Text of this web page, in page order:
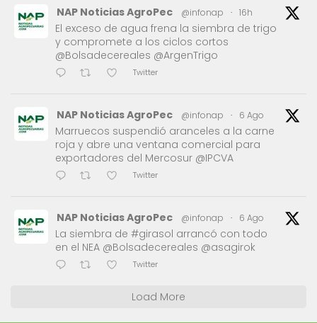
NAP Noticias AgroPec @infonap · 16h
El exceso de agua frena la siembra de trigo
y compromete a los ciclos cortos
@Bolsadecereales @ArgenTrigo
Twitter
NAP Noticias AgroPec @infonap · 6 Ago
Marruecos suspendió aranceles a la carne
roja y abre una ventana comercial para
exportadores del Mercosur @IPCVA
Twitter
NAP Noticias AgroPec @infonap · 6 Ago
La siembra de #girasol arrancó con todo
en el NEA @Bolsadecereales @asagirok
Twitter
Load More